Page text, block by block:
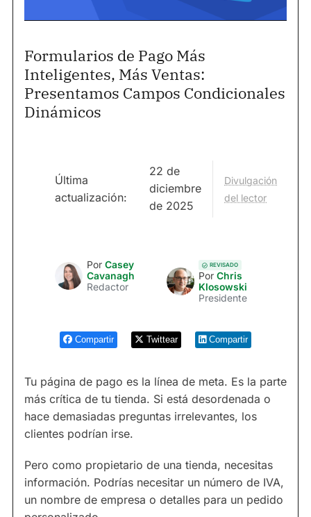
Formularios de Pago Más
Inteligentes, Más Ventas:
Presentamos Campos Condicionales
Dinámicos
Última
actualización:
22 de
diciembre
de 2025
Divulgación
del lector
Por Casey
Cavanagh
Redactor
REVISADO
Por Chris
Klosowski
Presidente
Compartir Twittear Compartir
Tu página de pago es la línea de meta. Es la parte
más crítica de tu tienda. Si está desordenada o
hace demasiadas preguntas irrelevantes, los
clientes podrían irse.
Pero como propietario de una tienda, necesitas
información. Podrías necesitar un número de IVA,
un nombre de empresa o detalles para un pedido